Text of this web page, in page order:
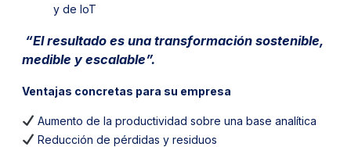
y de IoT
“El resultado es una transformación sostenible,
medible y escalable”.
Ventajas concretas para su empresa
Aumento de la productividad sobre una base analítica
Reducción de pérdidas y residuos